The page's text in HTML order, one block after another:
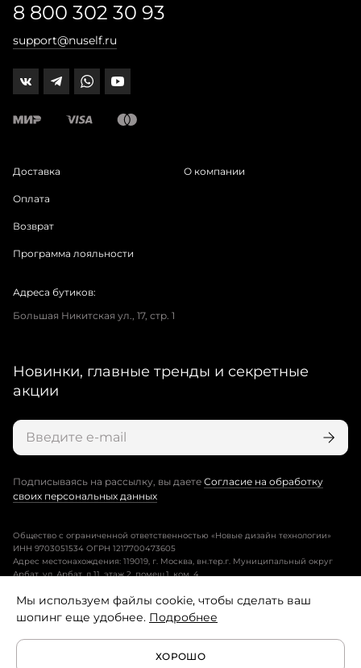
8 800 302 30 93
support@nuself.ru
Доставка
Оплата
Возврат
Программа лояльности
О компании
Адреса бутиков:
Большая Никитская ул., 17, стр. 1
Новинки, главные тренды и секретные
акции
Подписываясь на рассылку, вы даете Согласие на обработку
своих персональных данных
Общество с ограниченной ответственностью «Новые дизайн технологии»
ИНН 9703051534 ОГРН 1217700473605
Адрес местонахождения: 119019, г. Москва, вн.тер.г. Муниципальный округ
Арбат, ул. Арбат, д.11, этаж 2, помещ.1, ком. 4.
Пользовательское соглашение
Политика конфиденциальности
Мы используем файлы cookie, чтобы сделать ваш
шопинг еще удобнее. Подробнее
ХОРОШО